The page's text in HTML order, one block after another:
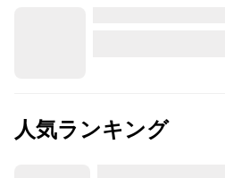
人気ランキング